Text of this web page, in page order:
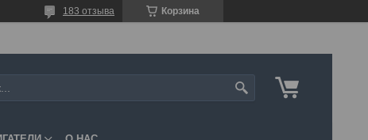
Корзина
183 отзыва